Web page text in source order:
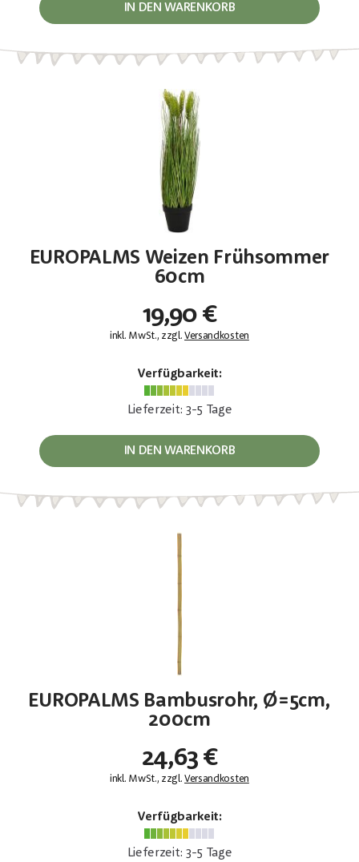
IN DEN WARENKORB
EUROPALMS Weizen Frühsommer
60cm
19,90 €
inkl. MwSt., zzgl.Versandkosten
Verfügbarkeit:
Lieferzeit: 3-5 Tage
IN DEN WARENKORB
EUROPALMS Bambusrohr, Ø=5cm,
200cm
24,63 €
inkl. MwSt., zzgl.Versandkosten
Verfügbarkeit:
Lieferzeit: 3-5 Tage